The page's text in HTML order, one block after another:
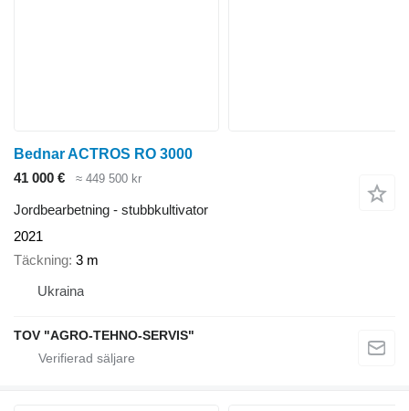
Bednar ACTROS RO 3000
41 000 €
≈ 449 500 kr
Jordbearbetning - stubbkultivator
2021
Täckning 3 m
Ukraina
TOV "AGRO-TEHNO-SERVIS"